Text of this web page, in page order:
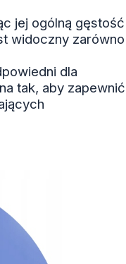
jej ogólną gęstość
widoczny zarówno
dla
tak, aby zapewnić